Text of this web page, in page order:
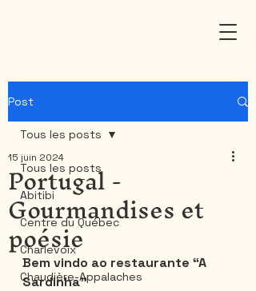
Post
Tous les posts
Abitibi
Centre du Québec
Charlevoix
Chaudière-Appalaches
Tous les posts
Portugal -
Gourmandises et
poésie
15 juin 2024
Bem vindo ao restaurante “A
Sardinha”